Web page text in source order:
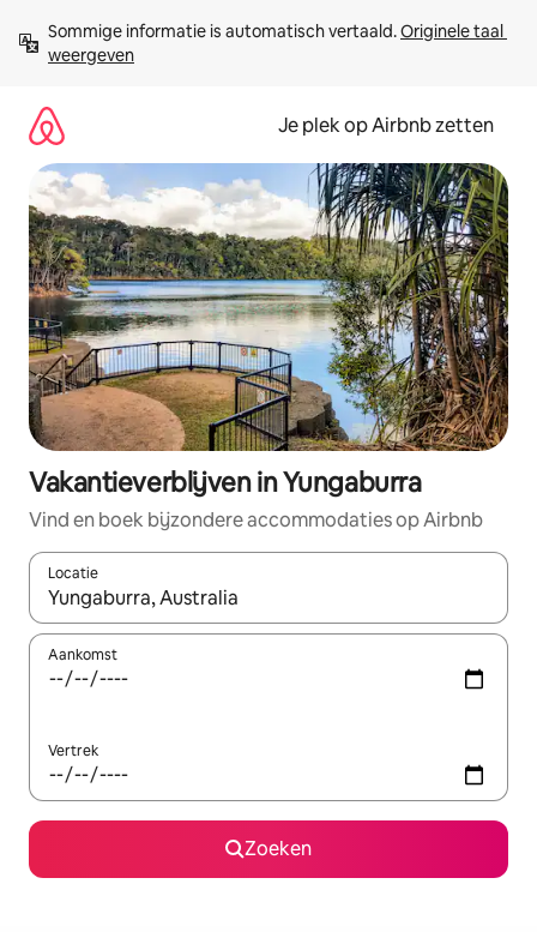
direct
naar
Sommige informatie is automatisch vertaald. Originele taal
weergeven
Je plek op Airbnb zetten
Vakantieverblijven in Yungaburra
Vind en boek bijzondere accommodaties op Airbnb
Locatie
Wanneer er resultaten beschikbaar zijn, maak je een keuze
Aankomst
Vertrek
Zoeken